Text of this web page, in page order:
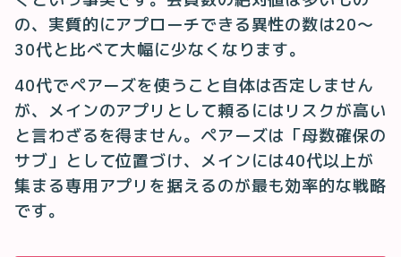
の、実質的にアプローチできる異性の数は20〜
30代と比べて大幅に少なくなります。
40代でペアーズを使うこと自体は否定しません
が、メインのアプリとして頼るにはリスクが高い
と言わざるを得ません。ペアーズは「母数確保の
サブ」として位置づけ、メインには40代以上が
集まる専用アプリを据えるのが最も効率的な戦略
です。